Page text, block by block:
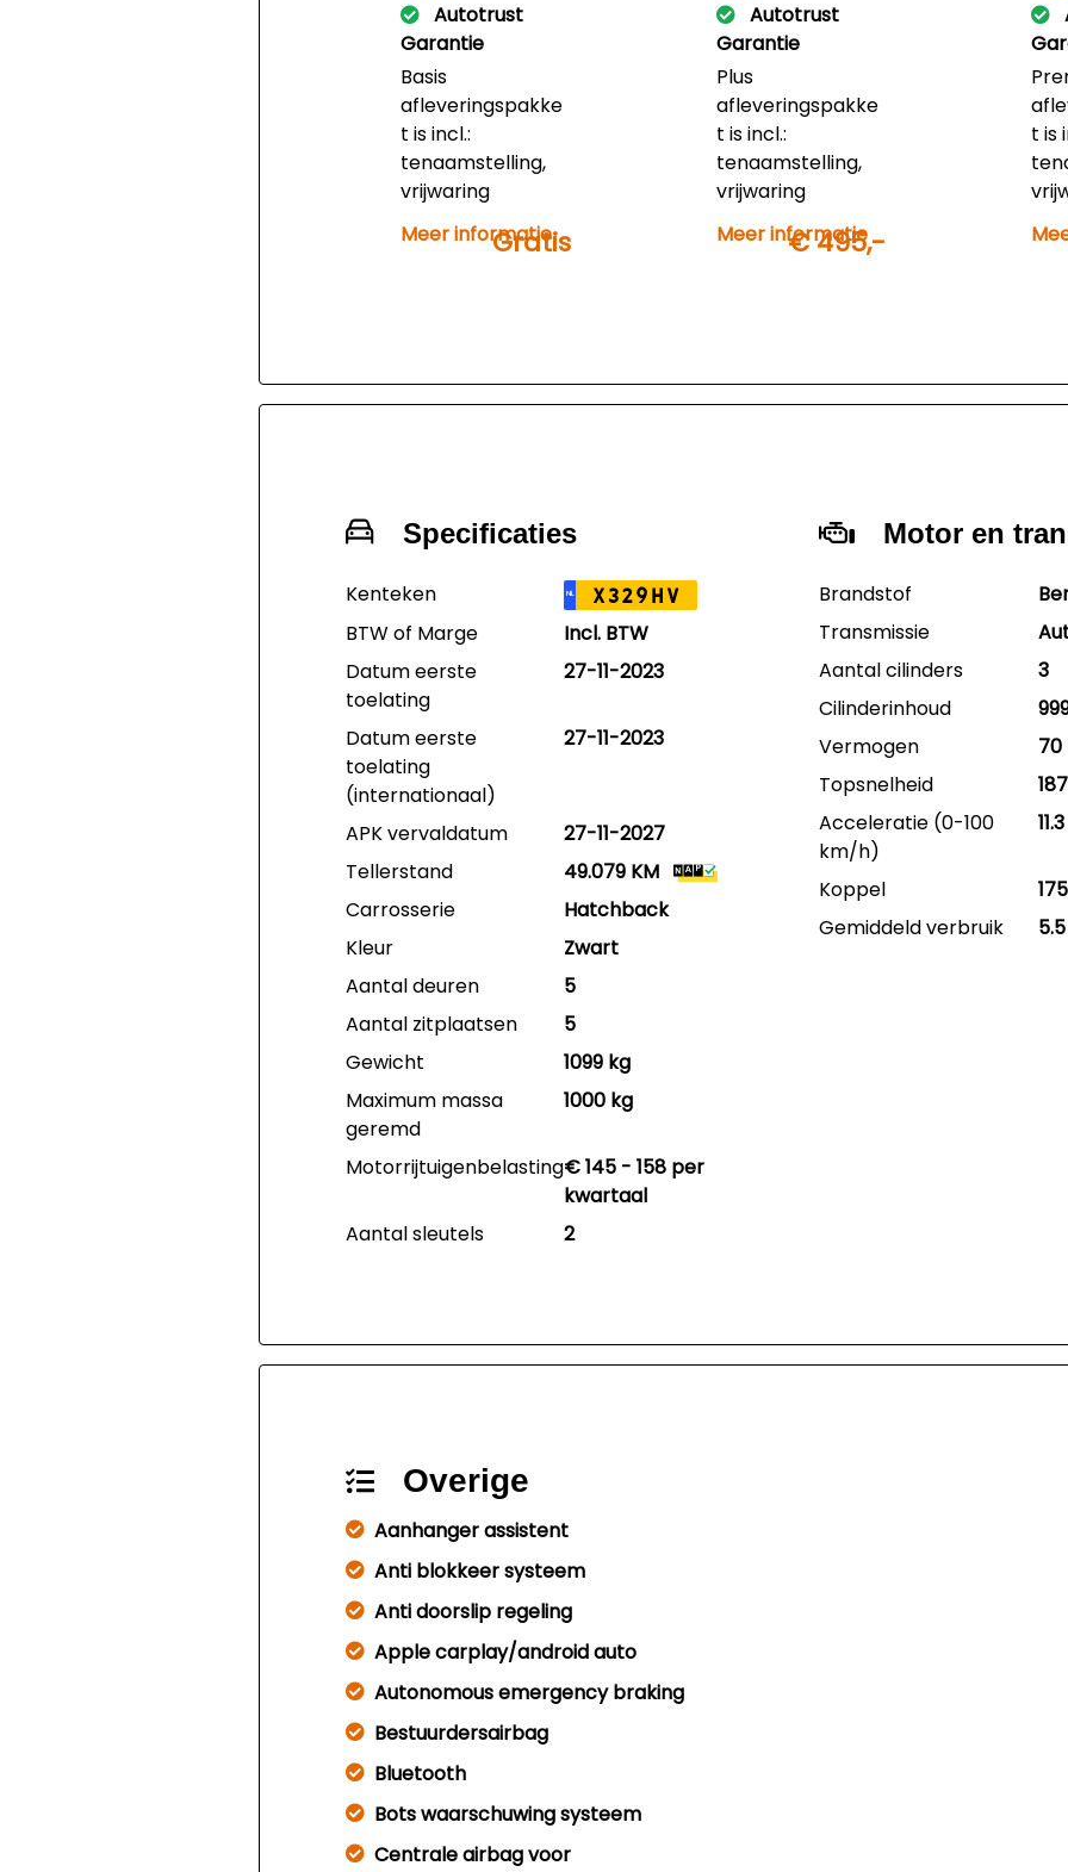
Autotrust
Garantie
Basis
afleveringspakke
t is incl.:
tenaamstelling,
vrijwaring
ingeruilde auto,
afleveringsinspec
6 maanden
Meer informatie
Gratis
Autotrust
Garantie
Plus
afleveringspakke
t is incl.:
tenaamstelling,
vrijwaring
ingeruilde auto,
5.000 km
reinigingsbeurt en
Meer informatie
€ 495,-
t is
Specificaties
Kenteken NL X329HV
BTW of Marge
Incl. BTW
Datum eerste
toelating
27-11-2023
Datum eerste
toelating
(internationaal)
27-11-2023
APK vervaldatum
27-11-2027
Tellerstand
49.079 KM
Carrosserie
Hatchback
Kleur
Zwart
Aantal deuren
5
Aantal zitplaatsen
5
Gewicht
1099 kg
Maximum massa
geremd
1000 kg
Motorrijtuigenbelasting€ 145 - 158 per
kwartaal
Aantal sleutels
2
Motor en
Brandstof
Transmissie
Aantal cilinders
3
Cilinderinhoud
Vermogen
70
Topsnelheid
Acceleratie (0-100
km/h)
Koppel
Gemiddeld verbruik
Overige
Aanhanger assistent
Anti blokkeer systeem
Anti doorslip regeling
Apple carplay/android auto
Autonomous emergency braking
Bestuurdersairbag
Bluetooth
Bots waarschuwing systeem
Centrale airbag voor